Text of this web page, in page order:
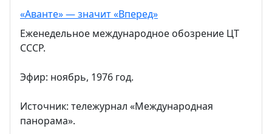
«Аванте» — значит «Вперед»
Еженедельное международное обозрение ЦТ
СССР.
Эфир: ноябрь, 1976 год.
Источник: тележурнал «Международная
панорама».